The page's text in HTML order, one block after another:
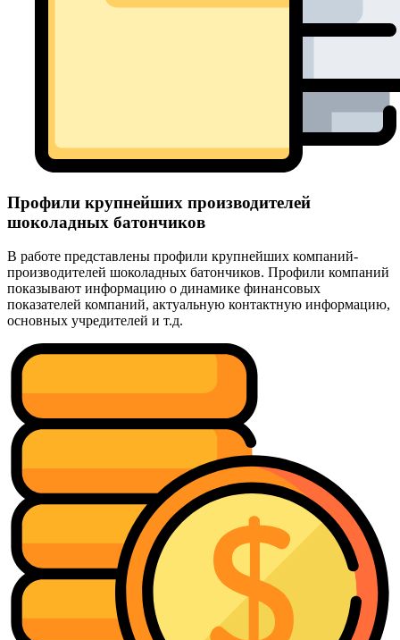
Профили крупнейших производителей
шоколадных батончиков
В работе представлены профили крупнейших компаний-
производителей шоколадных батончиков. Профили компаний
показывают информацию о динамике финансовых
показателей компаний, актуальную контактную информацию,
основных учредителей и т.д.